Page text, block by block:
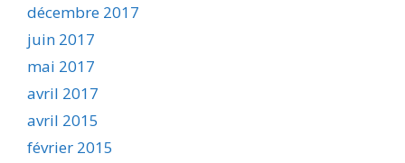
décembre 2017
juin 2017
mai 2017
avril 2017
avril 2015
février 2015